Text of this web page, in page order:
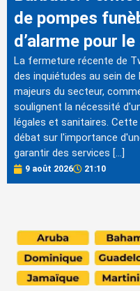
de pompes
d’alarme pour
La fermeture récente de
des inquiétudes au sein
majeurs du secteur,
soulignent la nécessité
légales et sanitaires.
débat sur l'importance
garantir des services […]
9 août 2026 21:10